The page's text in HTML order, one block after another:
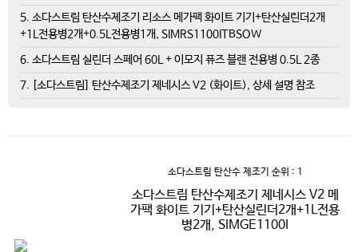
5. 소다스트림 탄산수제조기 리소스 메가팩 화이트 기기+탄산실린더2개
+1L전용병2개+0.5L전용병1개, SIMRS1100ITBSOW
6. 소다스트림 실린더 스페어 60L + 이모지 퓨즈 블랜 전용병 0.5L 2종
7. [소다스트림] 탄산수제조기 제네시스 V2 (화이트), 상세 설명 참조
소다스트림 탄산수 제조기 순위 : 1
소다스트림 탄산수제조기 제네시스 V2 메
가팩 화이트 기기+탄산실린더2개+1L전용
병2개, SIMGE1100I